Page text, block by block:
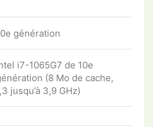
génération
i7-1065G7 de 10e
(8 Mo de cache,
jusqu’à 3,9 GHz)